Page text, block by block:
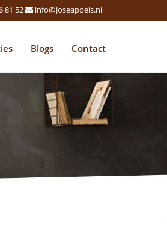
81 52 info@joseappels.nl
Blogs Contact